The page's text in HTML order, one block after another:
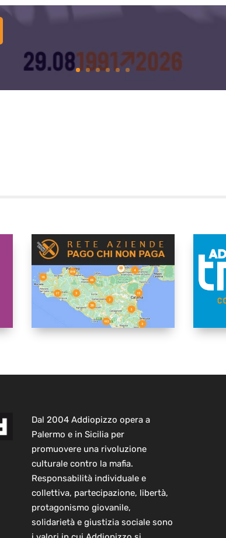
Dal 2004 Addiopizzo opera a
Palermo e in Sicilia per
promuovere una rivoluzione
culturale contro la mafia.
Responsabilità individuale e
collettiva, partecipazione, libertà,
protagonismo giovanile,
solidarietà e giustizia sociale sono